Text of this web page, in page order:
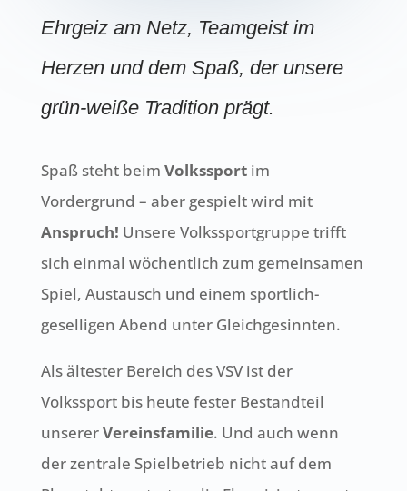
Ehrgeiz am Netz, Teamgeist im
Herzen und dem Spaß, der unsere
grün-weiße Tradition prägt.
Spaß steht beim Volkssportim
Vordergrund – aber gespielt wird mit
Anspruch! Unsere Volkssportgruppe trifft
sich einmal wöchentlich zum gemeinsamen
Spiel, Austausch und einem sportlich-
geselligen Abend unter Gleichgesinnten.
Als ältester Bereich des VSV ist der
Volkssport bis heute fester Bestandteil
unsererVereinsfamilie. Und auch wenn
der zentrale Spielbetrieb nicht auf dem